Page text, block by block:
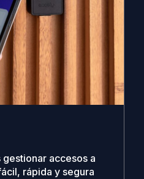
accesos a
rápida y segura